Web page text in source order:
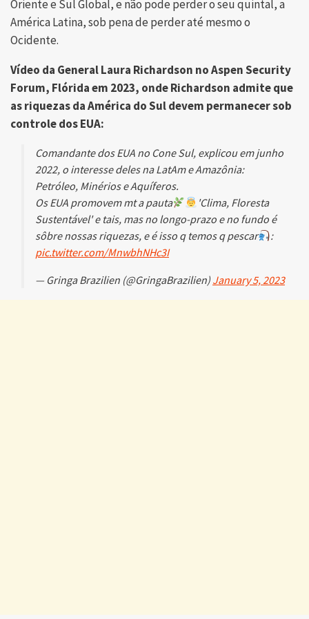
Oriente e Sul Global, e não pode perder o seu quintal, a
América Latina, sob pena de perder até mesmo o
Ocidente.
Vídeo da General Laura Richardson no Aspen Security
Forum, Flórida em 2023, onde Richardson admite que
as riquezas da América do Sul devem permanecer sob
controle dos EUA:
Comandante dos EUA no Cone Sul, explicou em junho
2022, o interesse deles na LatAm e Amazônia:
Petróleo, Minérios e Aquíferos.
Os EUA promovem mt a pauta
'Clima, Floresta
Sustentável' e tais, mas no longo-prazo e no fundo é
sôbre nossas riquezas, e é isso q temos q pescar
:
pic.twitter.com/MnwbhNHc3I
— Gringa Brazilien (@GringaBrazilien) January 5, 2023